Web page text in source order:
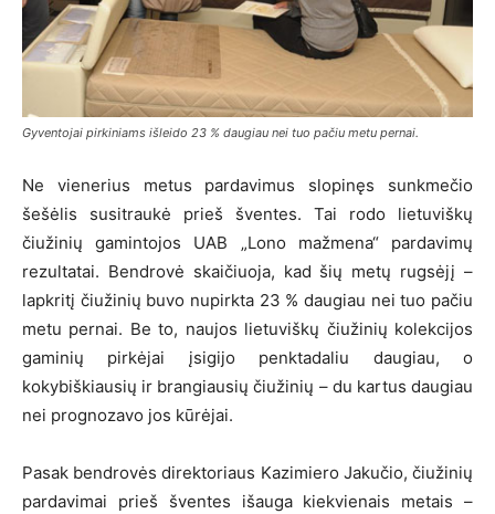
Gyventojai pirkiniams išleido 23 % daugiau nei tuo pačiu metu pernai.
Ne vienerius metus pardavimus slopinęs sunkmečio
šešėlis susitraukė prieš šventes. Tai rodo lietuviškų
čiužinių gamintojos UAB „Lono mažmena“ pardavimų
rezultatai. Bendrovė skaičiuoja, kad šių metų rugsėjį –
lapkritį čiužinių buvo nupirkta 23 % daugiau nei tuo pačiu
metu pernai. Be to, naujos lietuviškų čiužinių kolekcijos
gaminių pirkėjai įsigijo penktadaliu daugiau, o
kokybiškiausių ir brangiausių čiužinių – du kartus daugiau
nei prognozavo jos kūrėjai.
Pasak bendrovės direktoriaus Kazimiero Jakučio, čiužinių
pardavimai prieš šventes išauga kiekvienais metais –